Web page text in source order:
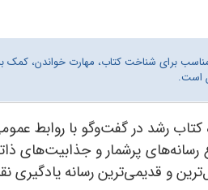
برای شناخت کتاب، مهارت خواندن، کمک به
است.
رشد در گفت‌وگو باروابط
رسانه‌های پرشمار و جذابیت‌های
و قدیمی‌ترین رسانه یادگیری